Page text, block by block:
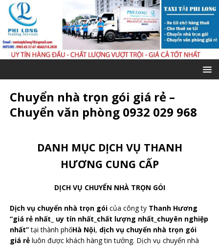
Chuyển nhà trọn gói giá rẻ –
Chuyển văn phòng 0932 029 968
DANH MỤC DỊCH VỤ THANH
HƯƠNG CUNG CẤP
DỊCH VỤ CHUYỂN NHÀ TRỌN GÓI
Dịch vụ chuyển nhà trọn gói của công ty Thanh Hương
“giá rẻ nhất_ uy tín nhất_chất lượng nhất_chuyên nghiệp
nhất”tại thành phốHà Nội, dịch vụ chuyển nhà trọn gói
giá rẻ luôn được khách hàng tin tưởng. Dịch vụ chuyển nhà